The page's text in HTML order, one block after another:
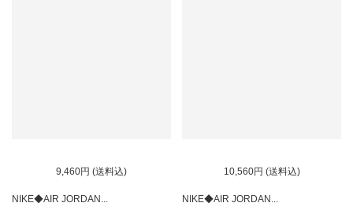
9,460円 (送料込)
NIKE◆AIR JORDAN...
10,560円 (送料込)
NIKE◆AIR JORDAN...